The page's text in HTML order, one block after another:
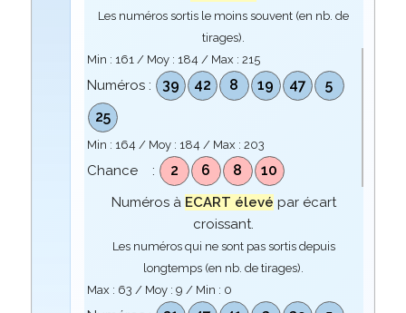
Les numéros sortis le moins souvent (en nb. de
tirages).
Min : 161/ Moy : 184 / Max : 215
Numéros : 39 42 8 19 47
5
25
Min : 164 / Moy : 184 / Max : 203
Chance : 2 6 8 10
Numéros à ECART élevé par écart
croissant.
Les numéros qui ne sont pas sortis depuis
longtemps (en nb. de tirages).
Max : 63 / Moy : 9 / Min : 0